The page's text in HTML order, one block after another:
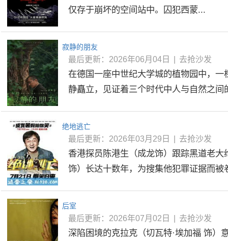
仅存于崩坏的空间站中。囚犯西蒙...
寂静的朋友
最后更新：2026年06月04日 去抢沙发
在德国一座中世纪大学城的植物园中，一
静矗立，见证着三个时代中人与自然之间
绝地逃亡
最后更新：2026年03月29日 去抢沙发
香港探员陈港生（成龙饰）跟踪黑道老大
饰）长达十数年，为搜集他犯罪证据而被
后室
最后更新：2026年07月02日 去抢沙发
深陷困境的克拉克（切瓦特·埃加福 饰）